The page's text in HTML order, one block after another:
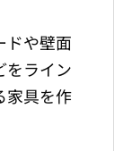
ドや壁面
をライン
家具を作